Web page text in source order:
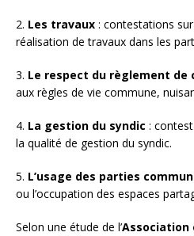
2. Les travaux : contestations
réalisation de travaux dans les
3. Le respect du règlement de
aux règles de vie commune,
4. La gestion du syndic :
la qualité de gestion du syndic.
5. L’usage des parties
ou l’occupation des espaces
Selon une étude de l’Association